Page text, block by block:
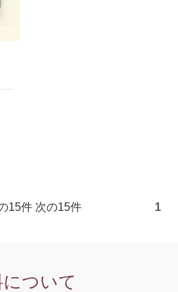
前の15件 次の15件 1
ついて